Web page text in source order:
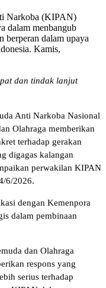
Narkoba (KIPAN)
dalam menbangub
berperan dalam upaya
Kamis,
dan tindak lanjut
Anti Narkoba Nasional
Olahraga memberikan
terhadap gerakan
digagas kalangan
perwakilan KIPAN
6/2026.
dengan Kemenpora
dalam pembinaan
dan Olahraga
respons yang
serius terhadap